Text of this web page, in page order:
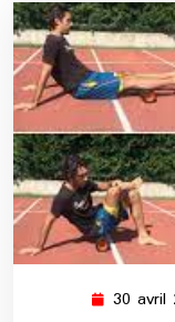
30 avril